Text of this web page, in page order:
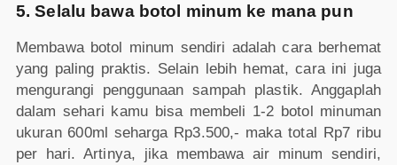
5. Selalu bawa botol minum ke mana pun
Membawa botol minum sendiri adalah cara berhemat
yang paling praktis. Selain lebih hemat, cara ini juga
mengurangi penggunaan sampah plastik. Anggaplah
dalam sehari kamu bisa membeli 1-2 botol minuman
ukuran 600ml seharga Rp3.500,- maka total Rp7 ribu
per hari. Artinya, jika membawa air minum sendiri,